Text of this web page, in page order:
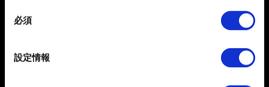
特定の特性（フィンガープリント）を積極的にス
詳細セクション
で個人データの処理方法と設定を行って
ください。「Cookie宣言」からいつでも同意を変更また
必須
設定情報
C:\Steam\steamapps\common\Cyberpunk 2077
ュ、ゲームが起動しないなど）の場合: